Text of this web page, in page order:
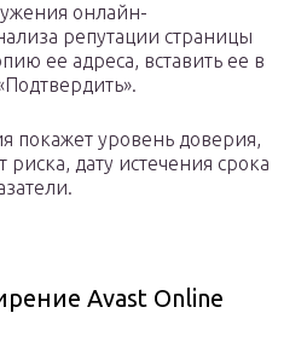
онлайн-
репутации страницы
ее адреса, вставить ее в
покажет уровень доверия,
дату истечения срока
Avast Online